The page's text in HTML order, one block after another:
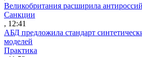
Великобритания расширила
Санкции
, 12:41
АБД предложила стандарт
моделей
Практика